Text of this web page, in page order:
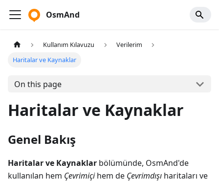
OsmAnd
Kullanım Kılavuzu
Verilerim
Haritalar ve Kaynaklar
On this page
Haritalar ve Kaynaklar
Genel Bakış
Haritalar ve Kaynaklar bölümünde, OsmAnd'de
kullanılan hem Çevrimiçihem de Çevrimdışı haritaları ve